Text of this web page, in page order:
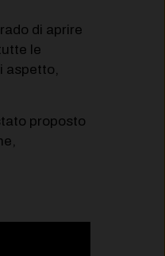
di aprire
le
aspetto,
proposto